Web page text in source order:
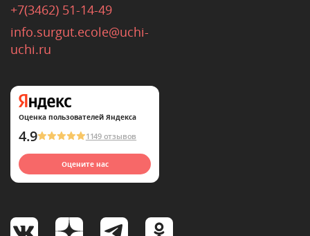
+7(3462) 51-14-49
info.surgut.ecole@uchi-
uchi.ru
Оценка пользователей Яндекса
4.9 1149 отзывов
Оцените нас